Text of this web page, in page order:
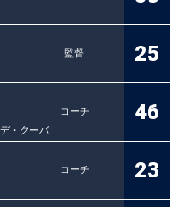
監督
25
コーチ
・クーバ
46
コーチ
23